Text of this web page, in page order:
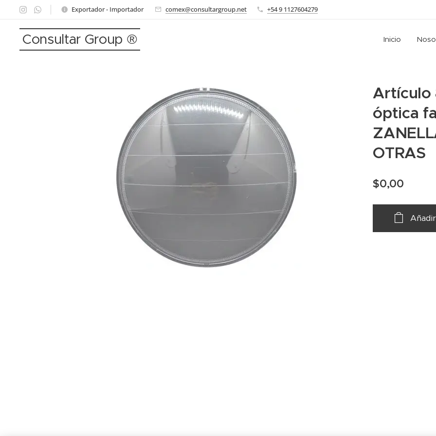
Exportador - Importador comex@consultargroup.net +54 9 1127604279
Consultar Group ® Inicio
Artículo
óptica
OTRAS
$0,00